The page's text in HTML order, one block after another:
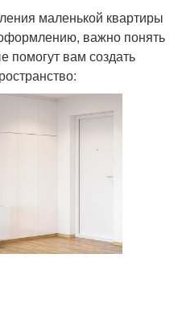
маленькой квартиры
важно понять
помогут вам создать